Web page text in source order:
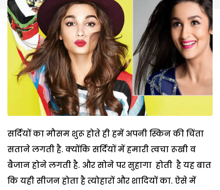
सर्दियों का मौसम शुरू होते ही हमें अपनी स्किन की चिंता
सताने लगती है. क्योंकि सर्दियों में हमारी त्वचा रूखी व
बैजान होने लगती है. और सोने पर सुहागा होती है यह बात
कि यही सीजन होता है त्योहारों और शादियों का. ऐसे में